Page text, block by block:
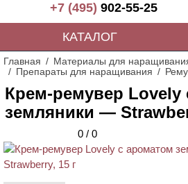
+7 (495)902-55-25
КАТАЛОГ
Главная
Материалы для
Препараты для наращивания
Крем-ремувер Lovely
земляники —
0 / 0